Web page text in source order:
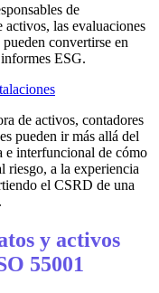
de
activos, las evaluaciones
convertirse en
ESG.
de activos, contadores
pueden ir más allá del
e interfuncional de cómo
riesgo, a la experiencia
el CSRD de una
y activos
55001